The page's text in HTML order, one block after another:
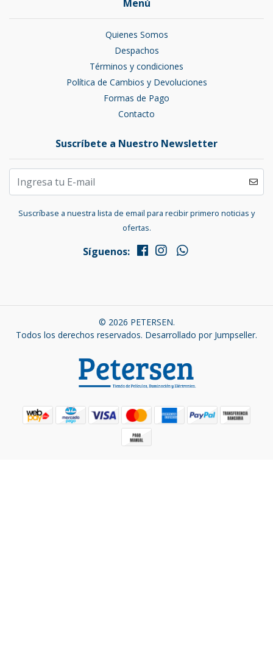
Menú
Quienes Somos
Despachos
Términos y condiciones
Política de Cambios y Devoluciones
Formas de Pago
Contacto
Suscríbete a Nuestro Newsletter
Suscríbase a nuestra lista de email para recibir primero noticias y
ofertas.
Síguenos:
© 2026 PETERSEN.
Todos los derechos reservados. Desarrollado por Jumpseller.